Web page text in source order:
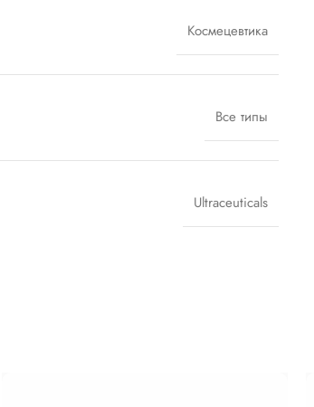
Космецевтика
Все типы
Ultraceuticals